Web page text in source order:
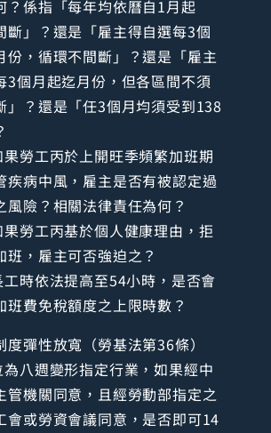
？係指「每年均依曆自1月起
斷」？還是「雇主得自選每3個
份，循環不間斷」？還是「雇主
3個月起迄月份，但各區間不須
」？還是「任3個月均須受到138
勞工丙於上開旺季頻繁加班期
疾病中風，雇主是否有被認定過
風險？相關法律責任為何？
勞工丙基於個人健康理由，拒
班，雇主可否強迫之？
時依法提高至54小時，是否會
班費免稅額度之上限時數？
度彈性放寬（勞基法第36條）
八週變形指定行業，如果經中
管機關同意，且經勞動部指定之
會或勞資會議同意，是否即可14